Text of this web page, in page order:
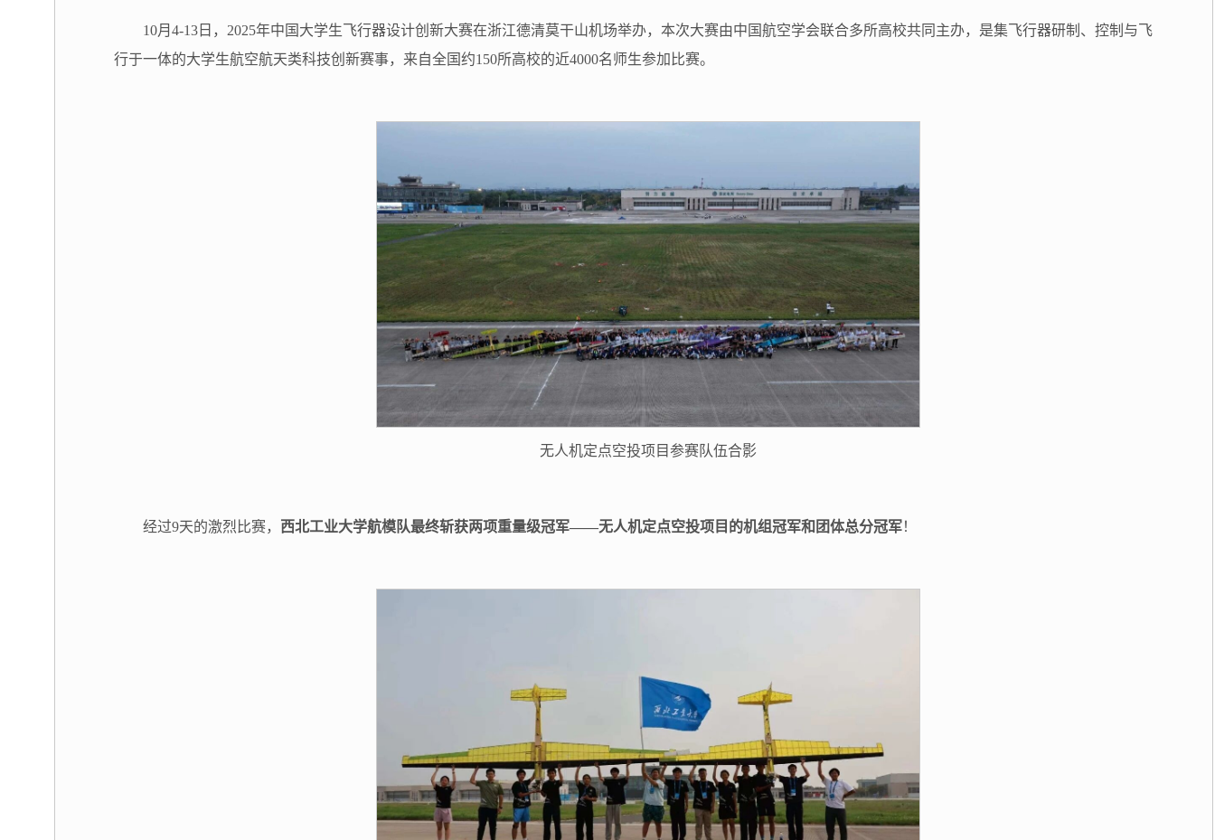
10月4-13日，2025年中国大学生飞行器设计创新大赛在浙江德清莫干山机场举办，本次大赛由中国航空学会联合多所高校共同主办，是集飞行器研制、控制与飞
行于一体的大学生航空航天类科技创新赛事，来自全国约150所高校的近4000名师生参加比赛。
无人机定点空投项目参赛队伍合影
经过9天的激烈比赛， 西北工业大学航模队最终斩获两项重量级冠军——无人机定点空投项目的机组冠军和团体总分冠军！